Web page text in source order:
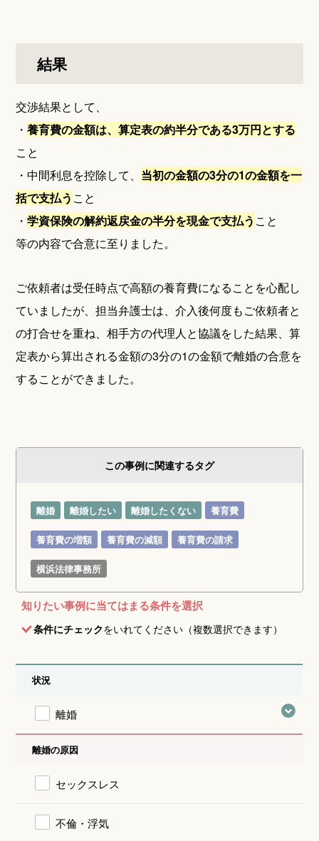
結果
交渉結果として、
・養育費の金額は、算定表の約半分である3万円とする
こと
・中間利息を控除して、 当初の金額の3分の1の金額を一
括で支払う こと
・学資保険の解約返戻金の半分を現金で支払う こと
等の内容で合意に至りました。
ご依頼者は受任時点で高額の養育費になることを心配し
ていましたが、担当弁護士は、介入後何度もご依頼者と
の打合せを重ね、相手方の代理人と協議をした結果、算
定表から算出される金額の3分の1の金額で離婚の合意を
することができました。
この事例に関連するタグ
離婚 離婚したい 離婚したくない 養育費
養育費の増額 養育費の減額 養育費の請求
横浜法律事務所
知りたい事例に当てはまる条件を選択
条件にチェックをいれてください（複数選択できます）
状況
離婚
離婚の原因
セックスレス
不倫・浮気